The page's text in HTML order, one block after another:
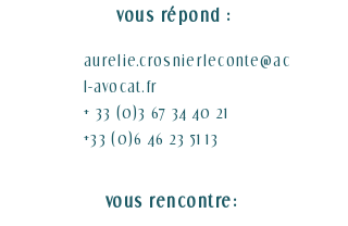
vous répond :
aurelie.crosnierleconte@ac
l-avocat.fr
+ 33 (0)3 67 34 40 21
+33 (0)6 46 23 51 13
vous rencontre: